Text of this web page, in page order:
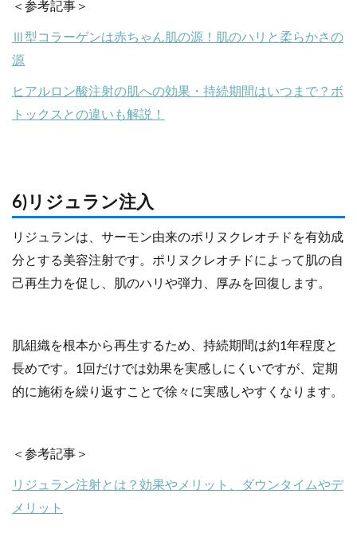
＜参考記事＞
Ⅲ型コラーゲンは赤ちゃん肌の源！肌のハリと柔らかさの
源
ヒアルロン酸注射の肌への効果・持続期間はいつまで？ボ
トックスとの違いも解説！
6)リジュラン注入
リジュランは、サーモン由来のポリヌクレオチドを有効成
分とする美容注射です。ポリヌクレオチドによって肌の自
己再生力を促し、肌のハリや弾力、厚みを回復します。
肌組織を根本から再生するため、持続期間は約1年程度と
長めです。1回だけでは効果を実感しにくいですが、定期
的に施術を繰り返すことで徐々に実感しやすくなります。
＜参考記事＞
リジュラン注射とは？効果やメリット、ダウンタイムやデ
メリット